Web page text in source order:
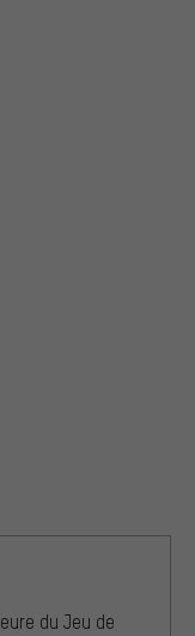
du Jeu de